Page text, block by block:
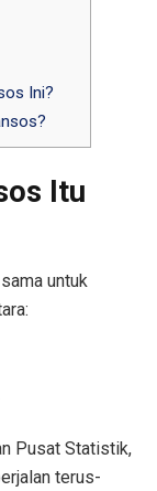
Ini?
Itu
untuk
Pusat Statistik,
terus-